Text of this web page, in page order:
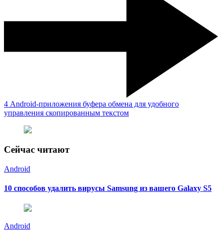
4 Android-приложения буфера обмена для удобного
управления скопированным текстом
Сейчас читают
Android
10 способов удалить вирусы Samsung из вашего Galaxy S5
Android